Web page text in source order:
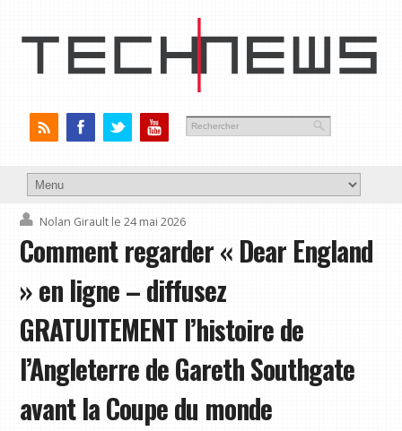
Nolan Girault le 24 mai 2026
Comment regarder « Dear England
» en ligne – diffusez
GRATUITEMENT l’histoire de
l’Angleterre de Gareth Southgate
avant la Coupe du monde